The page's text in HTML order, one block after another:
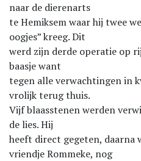
naar de dierenarts
te Hemiksem waar hij twee
oogjes” kreeg. Dit
werd zijn derde operatie op
baasje want
tegen alle verwachtingen in
vrolijk terug thuis.
Vijf blaasstenen werden
de lies. Hij
heeft direct gegeten, daarna
vriendje Rommeke, nog